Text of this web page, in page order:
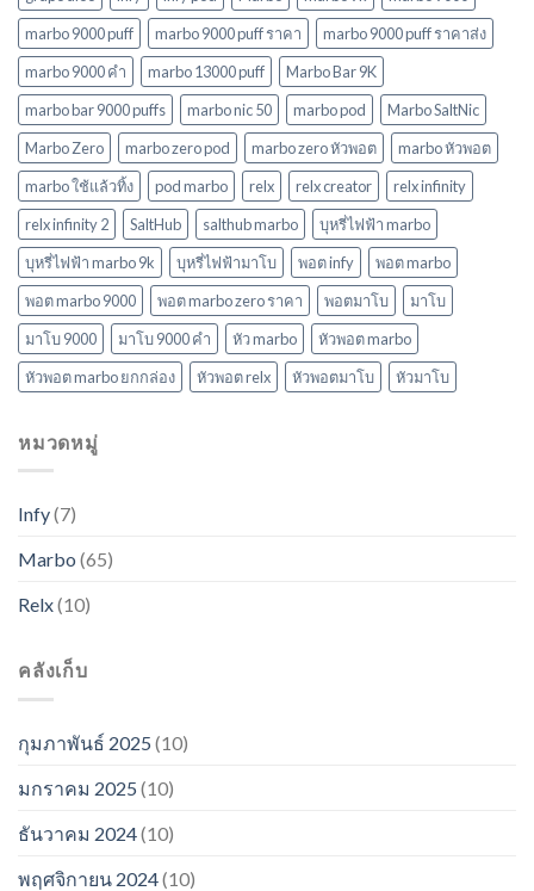
ใหม่
ล่าสุด
ในปี
2568
marbo 9000 puff
marbo 9000 puff ราคา
marbo 9000 puff ราคาส่ง
marbo 9000 คํา
marbo 13000 puff
Marbo Bar 9K
marbo bar 9000 puffs
marbo nic 50 marbo pod
Marbo SaltNic
Marbo Zero
marbo zero pod marbo zero หัวพอต
marbo หัวพอต
marbo ใช้แล้วทิ้ง
pod marbo relx relx creator
relx infinity
relx infinity 2
SaltHub salthub marbo
บุหรี่ไฟฟ้า marbo
บุหรี่ไฟฟ้า marbo 9k
บุหรี่ไฟฟ้ามาโบ พอต infy
พอต marbo
พอต marbo 9000
พอต marbo zero ราคา พอตมาโบ
มาโบ
มาโบ 9000
มาโบ 9000 คํา หัว marbo
หัวพอต marbo
หัวพอต marbo ยกกล่อง
หัวพอต relx หัวพอตมาโบ หัวมาโบ
หมวดหมู่
Infy(7)
Marbo (65)
Relx(10)
คลังเก็บ
กุมภาพันธ์ 2025 (10)
มกราคม 2025 (10)
ธันวาคม 2024(10)
พฤศจิกายน 2024(10)